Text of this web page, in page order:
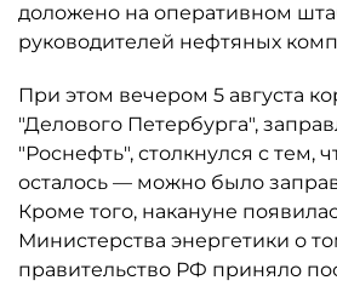
доложено на оперативном
руководителей нефтяных
При этом вечером 5 августа
"Делового Петербурга",
"Роснефть", столкнулся с тем,
осталось ­— можно было
Кроме того, накануне
Министерства энергетики о
правительство РФ приняло